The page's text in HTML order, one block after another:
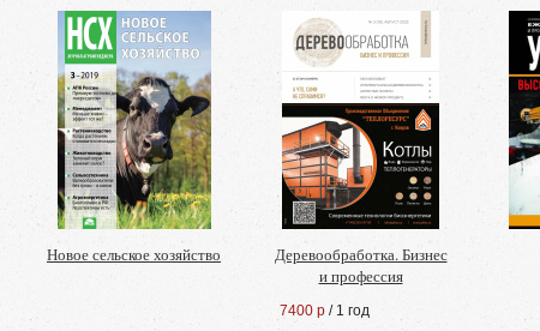
Новое сельское хозяйство
Деревообработка. Бизнес
и профессия
7400 р / 1 год